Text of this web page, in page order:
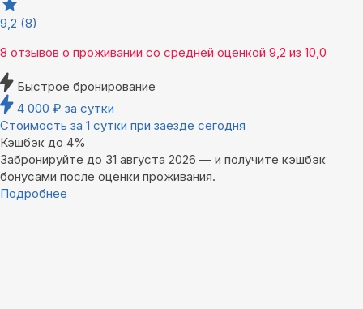
9,2 (8)
8 отзывов о проживании со средней оценкой 9,2 из 10,0
Быстрое бронирование
4 000 ₽ за сутки
Стоимость за 1 сутки при заезде сегодня
Кэшбэк до 4%
Забронируйте до 31 августа 2026 — и получите кэшбэк
бонусами после оценки проживания.
Подробнее